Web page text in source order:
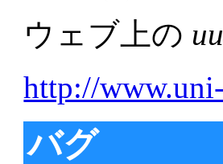
ウェブ上の
http://
バグ